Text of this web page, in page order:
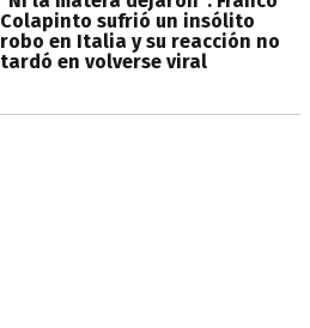
Colapinto sufrió un insólito
robo en Italia y su reacción no
tardó en volverse viral